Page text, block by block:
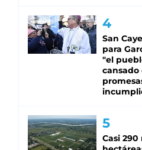
San
para
"el
cansado
Casi 290